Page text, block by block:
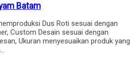
Batam
Dus Roti sesuai dengan
Custom Desain sesuai dengan
Ukuran menyesuaikan produk yang